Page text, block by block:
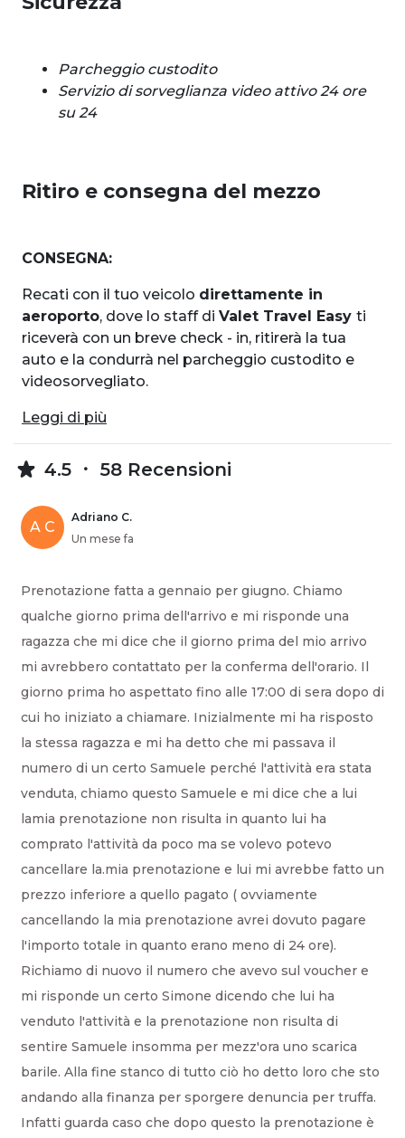
Parcheggio custodito
Servizio di sorveglianza video attivo 24 ore
su 24
Ritiro e consegna del mezzo
CONSEGNA:
Recati con il tuo veicolo direttamente in
aeroporto, dove lo staff di Valet Travel Easy ti
riceverà con un breve check - in, ritirerà la tua
auto e la condurrà nel parcheggio custodito e
videosorvegliato.
Leggi di più
4.5 58 Recensioni
A C
Adriano C.
Un mese fa
Prenotazione fatta a gennaio per giugno. Chiamo
qualche giorno prima dell'arrivo e mi risponde una
ragazza che mi dice che il giorno prima del mio arrivo
mi avrebbero contattato per la conferma dell'orario. Il
giorno prima ho aspettato fino alle 17:00 di sera dopo di
cui ho iniziato a chiamare. Inizialmente mi ha risposto
la stessa ragazza e mi ha detto che mi passava il
numero di un certo Samuele perché l'attività era stata
venduta, chiamo questo Samuele e mi dice che a lui
lamia prenotazione non risulta in quanto lui ha
comprato l'attività da poco ma se volevo potevo
cancellare la.mia prenotazione e lui mi avrebbe fatto un
prezzo inferiore a quello pagato ( ovviamente
cancellando la mia prenotazione avrei dovuto pagare
l'importo totale in quanto erano meno di 24 ore).
Richiamo di nuovo il numero che avevo sul voucher e
mi risponde un certo Simone dicendo che lui ha
venduto l'attività e la prenotazione non risulta di
sentire Samuele insomma per mezz'ora uno scarica
barile. Alla fine stanco di tutto ciò ho detto loro che sto
andando alla finanza per sporgere denuncia per truffa.
Infatti guarda caso che dopo questo la prenotazione è